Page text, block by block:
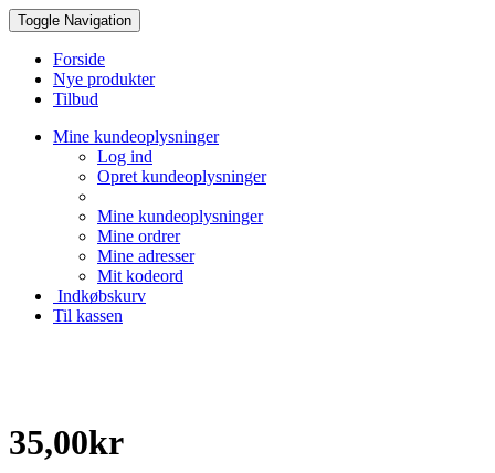
Toggle Navigation
Forside
Nye produkter
Tilbud
Mine kundeoplysninger
Log ind
Opret kundeoplysninger
Mine kundeoplysninger
Mine ordrer
Mine adresser
Mit kodeord
Indkøbskurv
Til kassen
35,00kr